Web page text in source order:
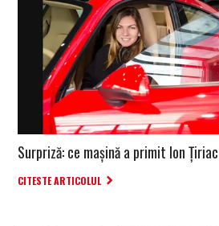
Surpriză: ce maşină a primit Ion
CITESTE ARTICOLUL